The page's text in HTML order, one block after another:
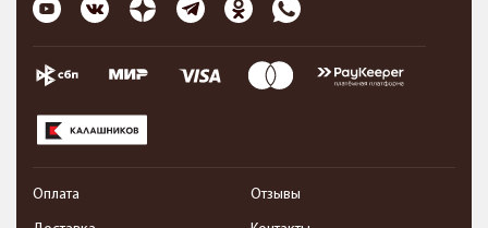
Оплата Отзывы